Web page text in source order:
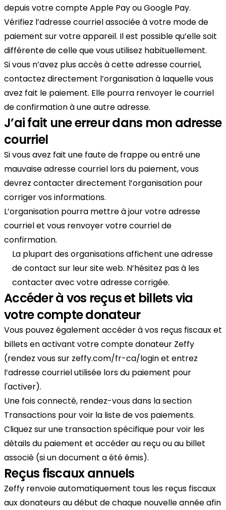
depuis votre compte Apple Pay ou Google Pay.
Vérifiez l’adresse courriel associée à votre mode de
paiement sur votre appareil. Il est possible qu’elle soit
différente de celle que vous utilisez habituellement.
Si vous n’avez plus accès à cette adresse courriel,
contactez directement l’organisation à laquelle vous
avez fait le paiement. Elle pourra renvoyer le courriel
de confirmation à une autre adresse.
J’ai fait une erreur dans mon adresse
courriel
Si vous avez fait une faute de frappe ou entré une
mauvaise adresse courriel lors du paiement, vous
devrez contacter directement l’organisation pour
corriger vos informations.
L’organisation pourra mettre à jour votre adresse
courriel et vous renvoyer votre courriel de
confirmation.
La plupart des organisations affichent une adresse
de contact sur leur site web. N’hésitez pas à les
contacter avec votre adresse corrigée.
Accéder à vos reçus et billets via
votre compte donateur
Vous pouvez également accéder à vos reçus fiscaux et
billets en activant votre compte donateur Zeffy
(rendez vous sur zeffy.com/fr-ca/login et entrez
l’adresse courriel utilisée lors du paiement pour
l'activer).
Une fois connecté, rendez-vous dans la section
Transactions pour voir la liste de vos paiements.
Cliquez sur une transaction spécifique pour voir les
détails du paiement et accéder au reçu ou au billet
associé (si un document a été émis).
Reçus fiscaux annuels
Zeffy renvoie automatiquement tous les reçus fiscaux
aux donateurs au début de chaque nouvelle année afin